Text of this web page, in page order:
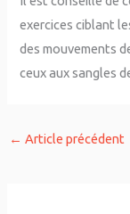
exercices ciblant
des mouvements
ceux aux sangles
← Article précédent